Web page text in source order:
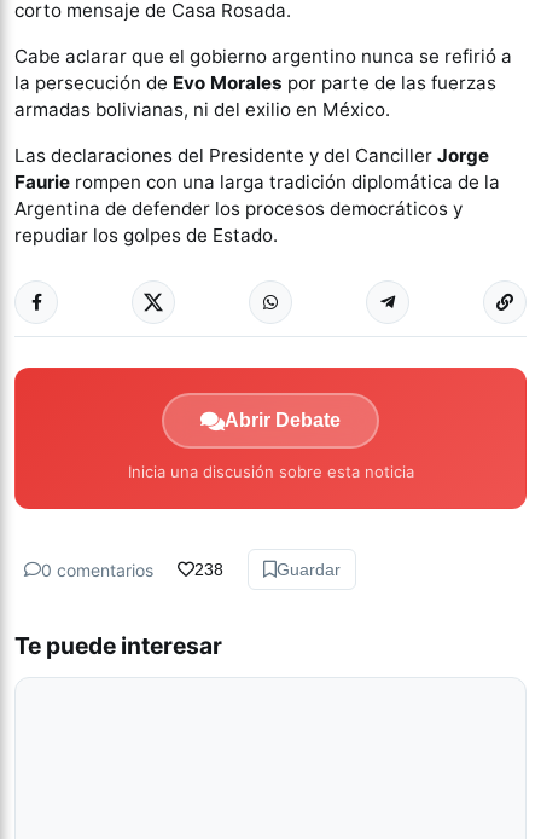
corto mensaje de Casa Rosada.
Cabe aclarar que el gobierno argentino nunca se refirió a
la persecución de Evo Morales por parte de las fuerzas
armadas bolivianas, ni del exilio en México.
Las declaraciones del Presidente y del Canciller Jorge
Faurie rompen con una larga tradición diplomática de la
Argentina de defender los procesos democráticos y
repudiar los golpes de Estado.
Abrir Debate
Inicia una discusión sobre esta noticia
0 comentarios 238 Guardar
Te puede interesar